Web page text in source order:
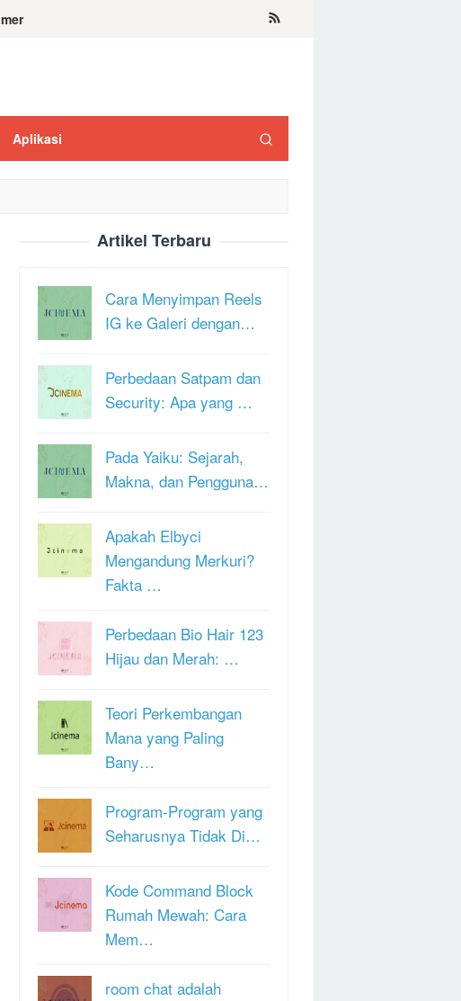
Aplikasi
Artikel Terbaru
Cara Menyimpan Reels
IG ke Galeri dengan…
Perbedaan Satpam dan
Security: Apa yang …
Pada Yaiku: Sejarah,
Makna, dan Pengguna…
Apakah Elbyci
Mengandung Merkuri?
Fakta …
Perbedaan Bio Hair 123
Hijau dan Merah: …
Teori Perkembangan
Mana yang Paling
Bany…
Program-Program yang
Seharusnya Tidak Di…
Kode Command Block
Rumah Mewah: Cara
Mem…
room chat adalah